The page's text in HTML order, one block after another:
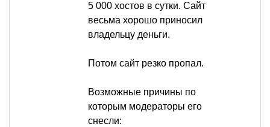
5 000 хостов в сутки. Сайт
весьма хорошо приносил
владельцу деньги.
Потом сайт резко пропал.
Возможные причины по
которым модераторы его
снесли: